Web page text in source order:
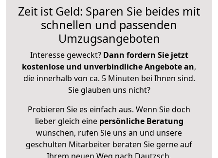
Zeit ist Geld: Sparen Sie beides mit
schnellen und passenden
Umzugsangeboten
Interesse geweckt? Dann fordern Sie jetzt
kostenlose und unverbindliche Angebote an,
die innerhalb von ca. 5 Minuten bei Ihnen sind.
Sie glauben uns nicht?
Probieren Sie es einfach aus. Wenn Sie doch
lieber gleich eine persönliche Beratung
wünschen, rufen Sie uns an und unsere
geschulten Mitarbeiter beraten Sie gerne auf